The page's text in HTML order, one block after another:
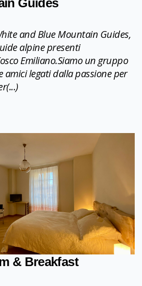
Guides
and Blue Mountain Guides,
alpine presenti
Emiliano.Siamo un gruppo
amici legati dalla passione per
& Breakfast